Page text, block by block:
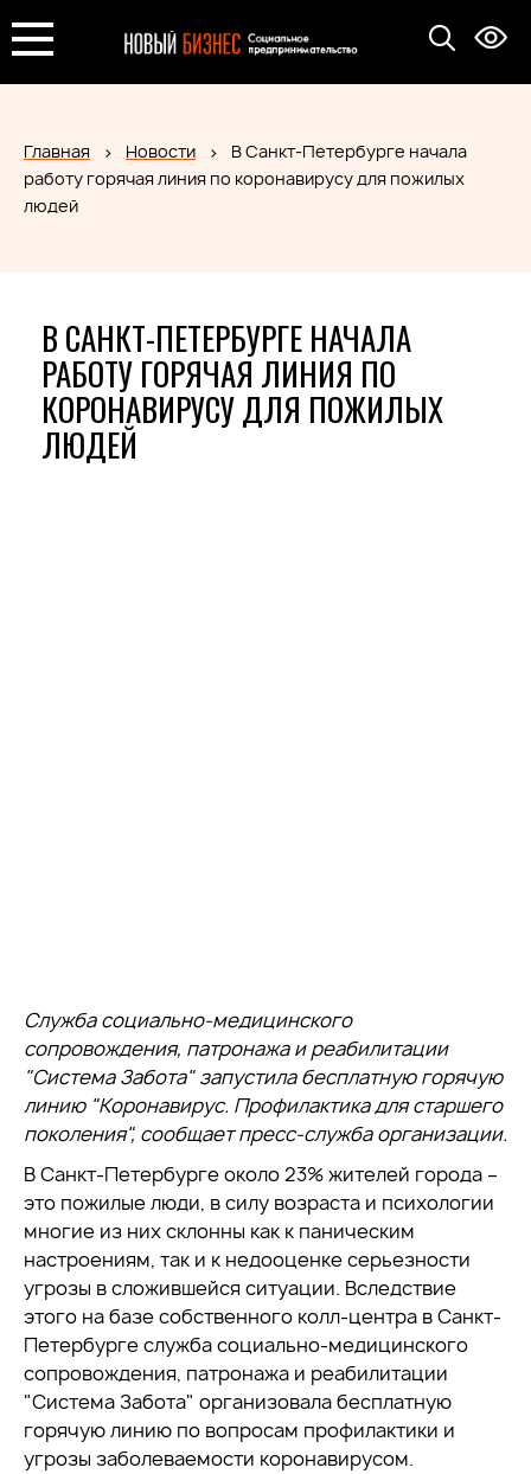
Главная Новости
В Санкт-Петербурге начала
работу горячая линия по коронавирусу для пожилых
людей
В САНКТ-ПЕТЕРБУРГЕ НАЧАЛА
РАБОТУ ГОРЯЧАЯ ЛИНИЯ ПО
КОРОНАВИРУСУ ДЛЯ ПОЖИЛЫХ
ЛЮДЕЙ
Служба социально-медицинского
сопровождения, патронажа и реабилитации
"Система Забота" запустила бесплатную горячую
линию "Коронавирус. Профилактика для старшего
поколения", сообщает пресс-служба организации.
В Санкт-Петербурге около 23% жителей города –
это пожилые люди, в силу возраста и психологии
многие из них склонны как к паническим
настроениям, так и к недооценке серьезности
угрозы в сложившейся ситуации. Вследствие
этого на базе собственного колл-центра в Санкт-
Петербурге служба социально-медицинского
сопровождения, патронажа и реабилитации
"Система Забота" организовала бесплатную
горячую линию по вопросам профилактики и
угрозы заболеваемости коронавирусом.